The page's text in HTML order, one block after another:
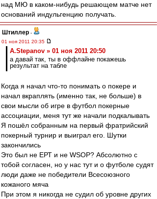
над МЮ в каком-нибудь решающем матче нет
оснований индульгенцию получать.
Штиллер -
01 ноя 2011 20:35
A.Stepanov » 01 ноя 2011 20:50
а давай так, ты в оффлайне покажешь
результат на табле
Когда я начал что-то понимать о покере и
начал вкраплять (именно так, не больше) в
свои мысли об игре в футбол покерные
ассоциации, меня тут же начали подкалывать
Я пошёл собранным на первый фратрийский
покерный турнир и выиграл его. Шутки
закончились
Это был не ЕРТ и не WSOP? Абсолютно с
тобой согласен, но у нас тут и о футболе судят
люди даже не победители Всесоюзного
кожаного мяча
При этом я никогда не судил об уровне других